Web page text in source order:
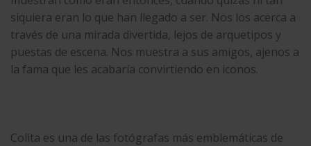
siquiera eran lo que han llegado a ser. Nos los acerca a
través de una mirada divertida, lejos de arquetipos y
puestas de escena. Nos muestra a sus amigos, ajenos a
la fama que les acabaría convirtiendo en iconos.
Colita es una de las fotógrafas más emblemáticas de